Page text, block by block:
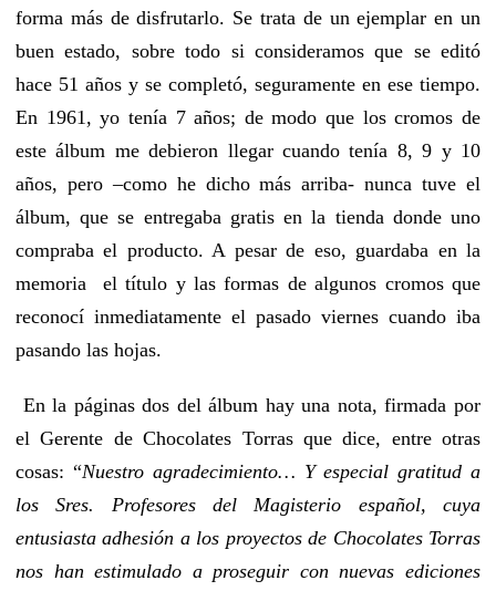
forma más de disfrutarlo. Se trata de un ejemplar en un
buen estado, sobre todo si consideramos que se editó
hace 51 años y se completó, seguramente en ese tiempo.
En 1961, yo tenía 7 años; de modo que los cromos de
este álbum me debieron llegar cuando tenía 8, 9 y 10
años, pero –como he dicho más arriba- nunca tuve el
álbum, que se entregaba gratis en la tienda donde uno
compraba el producto. A pesar de eso, guardaba en la
memoria el título y las formas de algunos cromos que
reconocí inmediatamente el pasado viernes cuando iba
pasando las hojas.
En la páginas dos del álbum hay una nota, firmada por
el Gerente de Chocolates Torras que dice, entre otras
cosas: “Nuestro agradecimiento… Y especial gratitud a
los Sres. Profesores del Magisterio español, cuya
entusiasta adhesión a los proyectos de Chocolates Torras
nos han estimulado a proseguir con nuevas ediciones